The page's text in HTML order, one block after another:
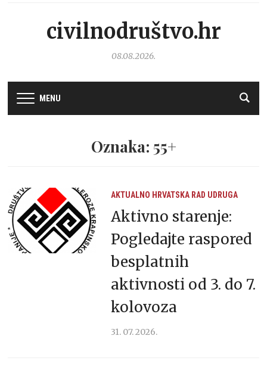
civilnodruštvo.hr
08.08.2026.
MENU
Oznaka: 55+
AKTUALNO HRVATSKA RAD UDRUGA
Aktivno starenje:
Pogledajte raspored
besplatnih
aktivnosti od 3. do 7.
kolovoza
31. 07. 2026.